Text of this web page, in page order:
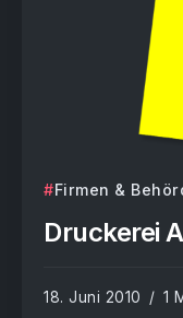
Firmen &
Druckerei
18. Juni 2010 1